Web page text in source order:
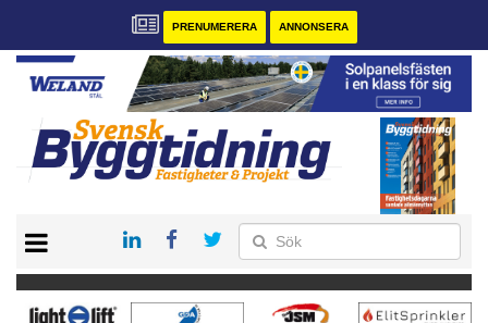
PRENUMERERA ANNONSERA
PRENUMERERA